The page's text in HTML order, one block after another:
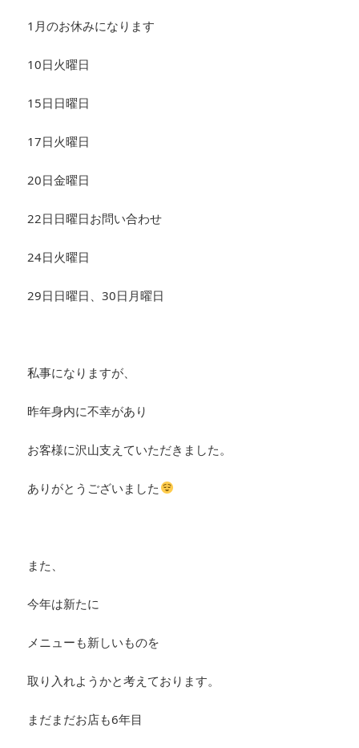
1月のお休みになります
10日火曜日
15日日曜日
17日火曜日
20日金曜日
22日日曜日お問い合わせ
24日火曜日
29日日曜日、30日月曜日
私事になりますが、
昨年身内に不幸があり
お客様に沢山支えていただきました。
ありがとうございました
また、
今年は新たに
メニューも新しいものを
取り入れようかと考えております。
まだまだお店も6年目